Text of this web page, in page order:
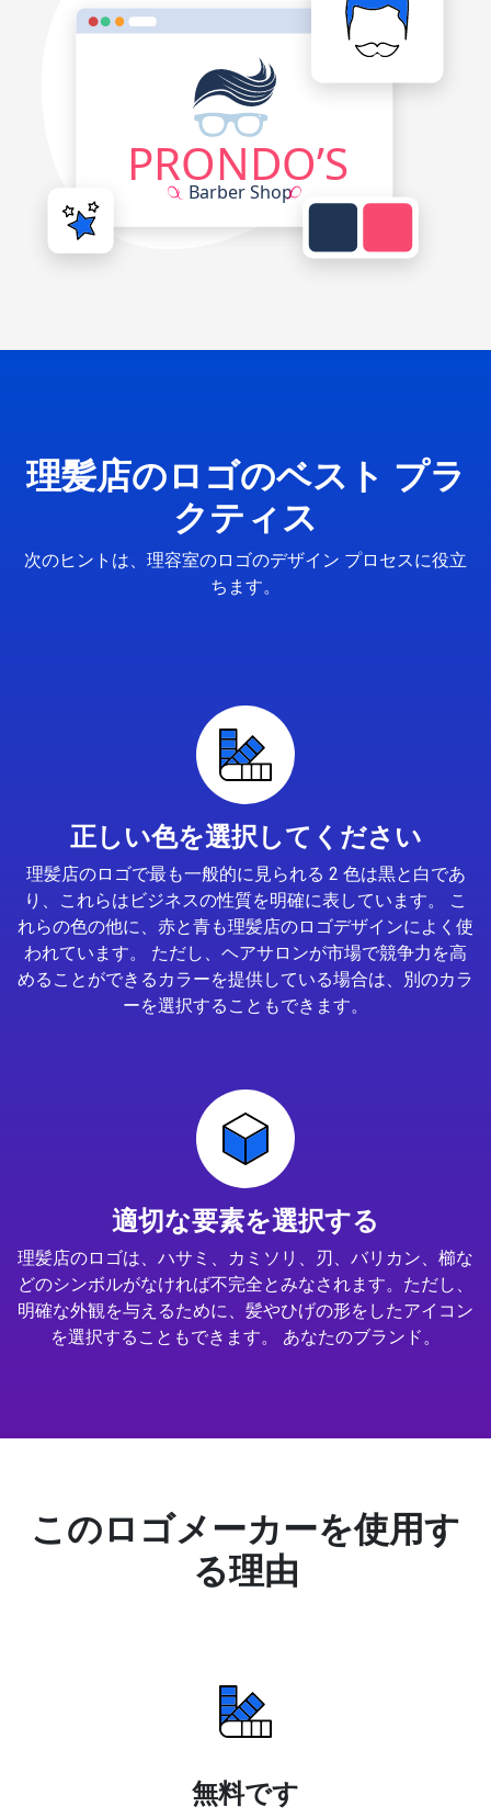
理髪店のロゴのベスト プラ
クティス
次のヒントは、理容室のロゴのデザイン プロセスに役立
ちます。
正しい色を選択してください
理髪店のロゴで最も一般的に見られる 2 色は黒と白であ
り、これらはビジネスの性質を明確に表しています。 こ
れらの色の他に、赤と青も理髪店のロゴデザインによく使
われています。 ただし、ヘアサロンが市場で競争力を高
めることができるカラーを提供している場合は、別のカラ
ーを選択することもできます。
適切な要素を選択する
理髪店のロゴは、ハサミ、カミソリ、刃、バリカン、櫛な
どのシンボルがなければ不完全とみなされます。ただし、
明確な外観を与えるために、髪やひげの形をしたアイコン
を選択することもできます。 あなたのブランド。
このロゴメーカーを使用す
る理由
無料です